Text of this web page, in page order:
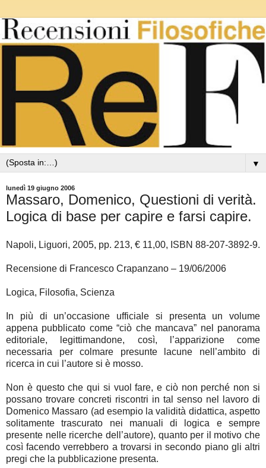
▼
lunedì 19 giugno 2006
Massaro, Domenico, Questioni di verità.
Logica di base per capire e farsi capire.
Napoli, Liguori, 2005, pp. 213, € 11,00, ISBN 88-207-3892-9.
Recensione di Francesco Crapanzano – 19/06/2006
Logica, Filosofia, Scienza
In più di un’occasione ufficiale si presenta un volume
appena pubblicato come “ciò che mancava” nel panorama
editoriale, legittimandone, così, l’apparizione come
necessaria per colmare presunte lacune nell’ambito di
ricerca in cui l’autore si è mosso.
Non è questo che qui si vuol fare, e ciò non perché non si
possano trovare concreti riscontri in tal senso nel lavoro di
Domenico Massaro (ad esempio la validità didattica, aspetto
solitamente trascurato nei manuali di logica e sempre
presente nelle ricerche dell’autore), quanto per il motivo che
così facendo verrebbero a trovarsi in secondo piano gli altri
pregi che la pubblicazione presenta.